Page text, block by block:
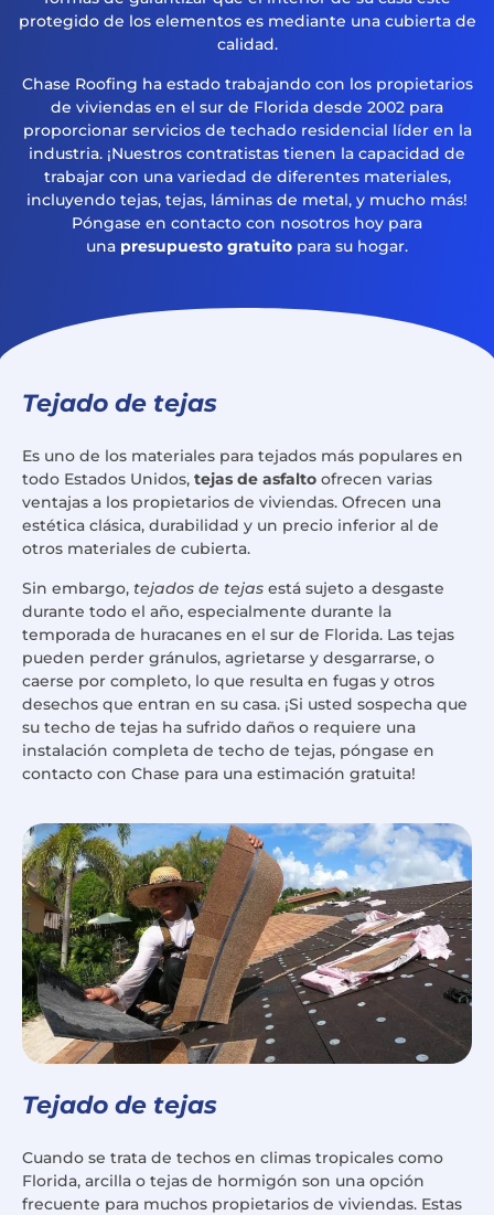
protegido de los elementos es mediante una cubierta de
calidad.
Chase Roofing ha estado trabajando con los propietarios
de viviendas en el sur de Florida desde 2002 para
proporcionar servicios de techado residencial líder en la
industria. ¡Nuestros contratistas tienen la capacidad de
trabajar con una variedad de diferentes materiales,
incluyendo tejas, tejas, láminas de metal, y mucho más!
Póngase en contacto con nosotros hoy para
una presupuesto gratuito para su hogar.
Tejado de tejas
Es uno de los materiales para tejados más populares en
todo Estados Unidos, tejas de asfalto ofrecen varias
ventajas a los propietarios de viviendas. Ofrecen una
estética clásica, durabilidad y un precio inferior al de
otros materiales de cubierta.
Sin embargo, tejados de tejas está sujeto a desgaste
durante todo el año, especialmente durante la
temporada de huracanes en el sur de Florida. Las tejas
pueden perder gránulos, agrietarse y desgarrarse, o
caerse por completo, lo que resulta en fugas y otros
desechos que entran en su casa. ¡Si usted sospecha que
su techo de tejas ha sufrido daños o requiere una
instalación completa de techo de tejas, póngase en
contacto con Chase para una estimación gratuita!
Tejado de tejas
Cuando se trata de techos en climas tropicales como
Florida, arcilla o tejas de hormigón son una opción
frecuente para muchos propietarios de viviendas. Estas